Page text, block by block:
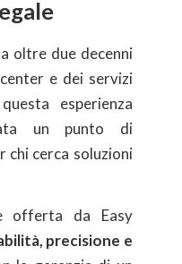
oltre due decenni
e dei servizi
esperienza
un punto di
chi cerca soluzioni
offerta da Easy
precisione e